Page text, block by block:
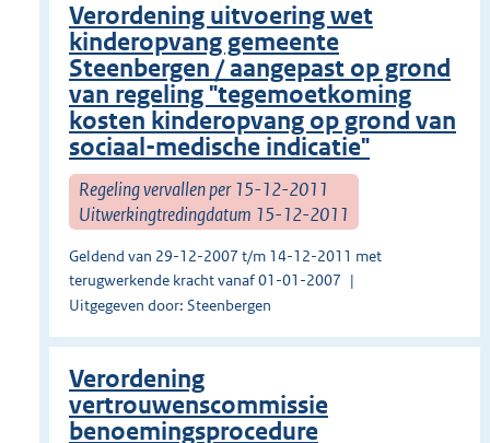
Verordening uitvoering wet
kinderopvang gemeente
Steenbergen / aangepast op grond
van regeling "tegemoetkoming
kosten kinderopvang op grond van
sociaal-medische indicatie"
Regeling vervallen per 15-12-2011
Uitwerkingtredingdatum 15-12-2011
Geldend van 29-12-2007 t/m 14-12-2011 met
terugwerkende kracht vanaf 01-01-2007
Uitgegeven door: Steenbergen
Verordening
vertrouwenscommissie
benoemingsprocedure